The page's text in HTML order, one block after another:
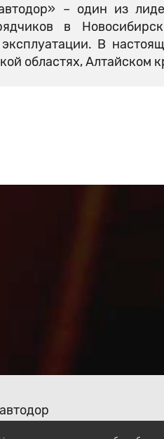
– один из
в
эксплуатации. В
областях, Алтайском